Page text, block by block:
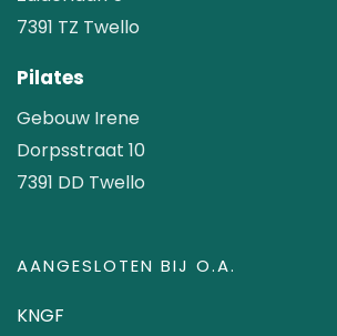
7391 TZ Twello
Pilates
Gebouw Irene
Dorpsstraat 10
7391 DD Twello
AANGESLOTEN BIJ O.A.
KNGF